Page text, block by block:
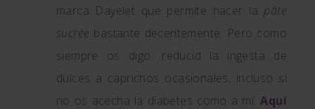
marca Dayelet que permite hacer la pâte
sucrée bastante decentemente. Pero como
siempre os digo: reducid la ingesta de
dulces a caprichos ocasionales, incluso si
no os acecha la diabetes como a mí.Aquí